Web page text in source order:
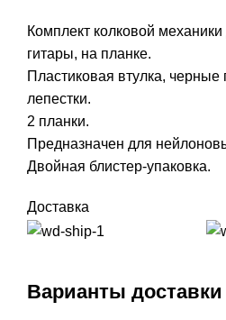
Комплект колковой механики
гитары, на планке.
Пластиковая втулка, черные
лепестки.
2 планки.
Предназначен для
Двойная блистер-упаковка.
Доставка
Варианты доставки